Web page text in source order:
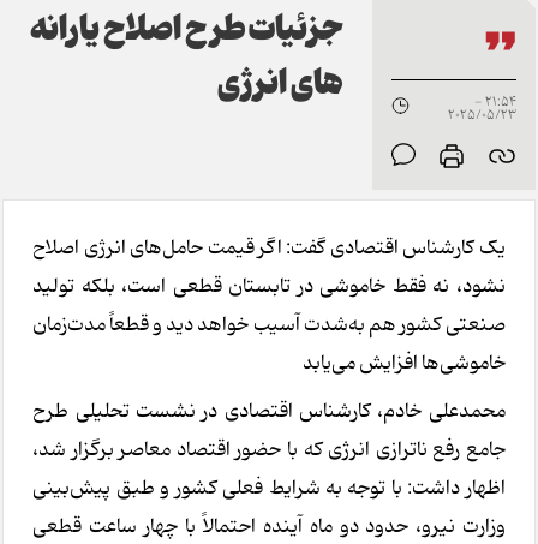
21:54 -
2025/05/23
جزئیات طرح اصلاح یارانه
های انرژی
یک کارشناس اقتصادی گفت: اگر قیمت حامل‌های انرژی اصلاح
نشود، نه فقط خاموشی در تابستان قطعی است، بلکه تولید
صنعتی کشور هم به‌شدت آسیب خواهد دید و قطعاً مدت‌زمان
خاموشی‌ها افزایش می‌یابد
محمدعلی خادم، کارشناس اقتصادی در نشست تحلیلی طرح
جامع رفع ناترازی انرژی که با حضور اقتصاد معاصر برگزار شد،
اظهار داشت: با توجه به شرایط فعلی کشور و طبق پیش‌بینی
وزارت نیرو، حدود دو ماه آینده احتمالاً با چهار ساعت قطعی